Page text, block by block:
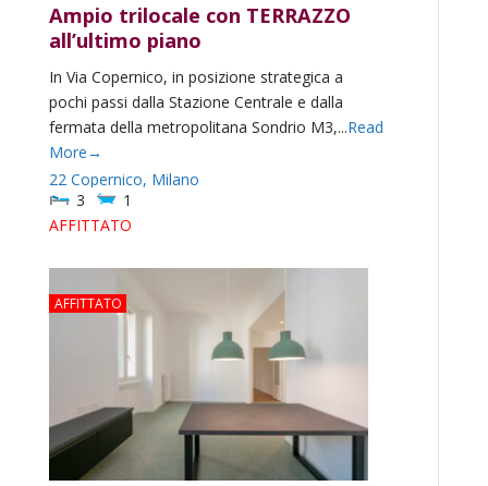
Ampio trilocale con TERRAZZO
all’ultimo piano
In Via Copernico, in posizione strategica a
pochi passi dalla Stazione Centrale e dalla
fermata della metropolitana Sondrio M3,...Read
More→
22 Copernico, Milano
3
1
AFFITTATO
AFFITTATO